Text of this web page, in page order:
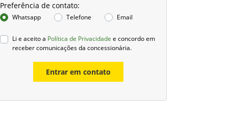
Preferência de contato:
Whatsapp Telefone Email
Li e aceito a Política de Privacidade e concordo em
receber comunicações da concessionária.
Entrar em contato